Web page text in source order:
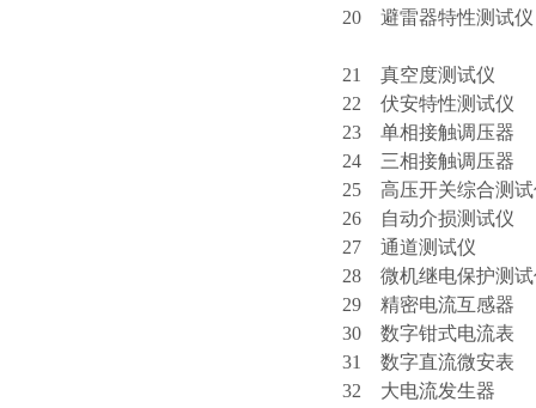
20 避雷器特性
21 真空度测
22 伏安特性
23 单相接触
24 三相接触
25 高压开关综
26 自动介损
27 通道测试
28 微机继电
29 精密电流
30 数字钳
31 数字直
32 大电流发